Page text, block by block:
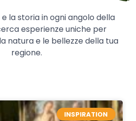
e la storia in ogni angolo della
esperienze uniche per
natura e le bellezze della tua
regione.
INSPIRATION